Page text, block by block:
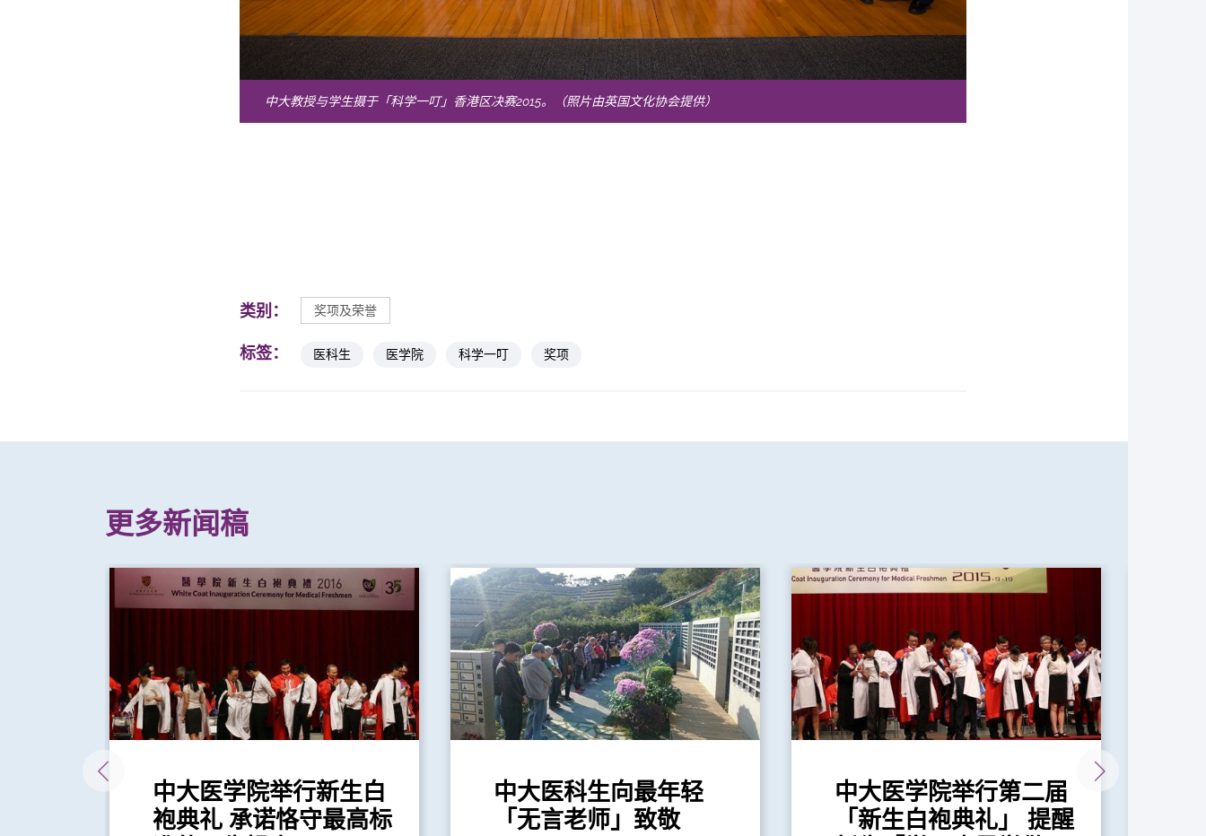
中大教授与学生摄于「科学一叮」香港区决赛2015。（照片由英国文化协会提供）
类别： 奖项及荣誉
标签： 医科生 医学院 科学一叮 奖项
更多新闻稿
中大医学院举行新生白
袍典礼 承诺恪守最高标
中大医科生向最年轻
「无言老师」致敬
中大医学院举行第二届
「新生白袍典礼」 提醒